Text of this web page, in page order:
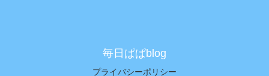
毎日ぱぱblog
プライバシーポリシー